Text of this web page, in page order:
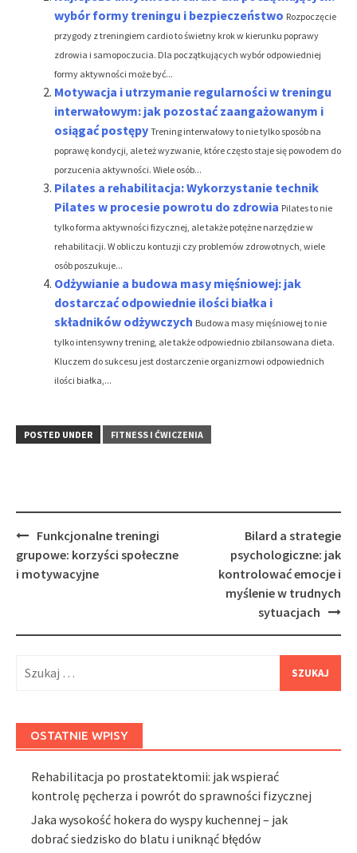
wybór formy treningu i bezpieczeństwo Rozpoczęcie
przygody z treningiem cardio to świetny krok w kierunku poprawy
zdrowia i samopoczucia. Dla początkujących wybór odpowiedniej
formy aktywności może być...
Motywacja i utrzymanie regularności w treningu
interwałowym: jak pozostać zaangażowanym i
osiągać postępy Trening interwałowy to nie tylko sposób na
poprawę kondycji, ale też wyzwanie, które często staje się powodem do
porzucenia aktywności. Wiele osób...
Pilates a rehabilitacja: Wykorzystanie technik
Pilates w procesie powrotu do zdrowia Pilates to nie
tylko forma aktywności fizycznej, ale także potężne narzędzie w
rehabilitacji. W obliczu kontuzji czy problemów zdrowotnych, wiele
osób poszukuje...
Odżywianie a budowa masy mięśniowej: jak
dostarczać odpowiednie ilości białka i
składników odżywczych Budowa masy mięśniowej to nie
tylko intensywny trening, ale także odpowiednio zbilansowana dieta.
Kluczem do sukcesu jest dostarczenie organizmowi odpowiednich
ilości białka,...
POSTED UNDER FITNESS I ĆWICZENIA
Post
navigation
Funkcjonalne treningi
grupowe: korzyści społeczne
i motywacyjne
Bilard a strategie
psychologiczne: jak
kontrolować emocje i
myślenie w trudnych
sytuacjach
OSTATNIE WPISY
Rehabilitacja po prostatektomii: jak wspierać
kontrolę pęcherza i powrót do sprawności fizycznej
Jaka wysokość hokera do wyspy kuchennej – jak
dobrać siedzisko do blatu i uniknąć błędów